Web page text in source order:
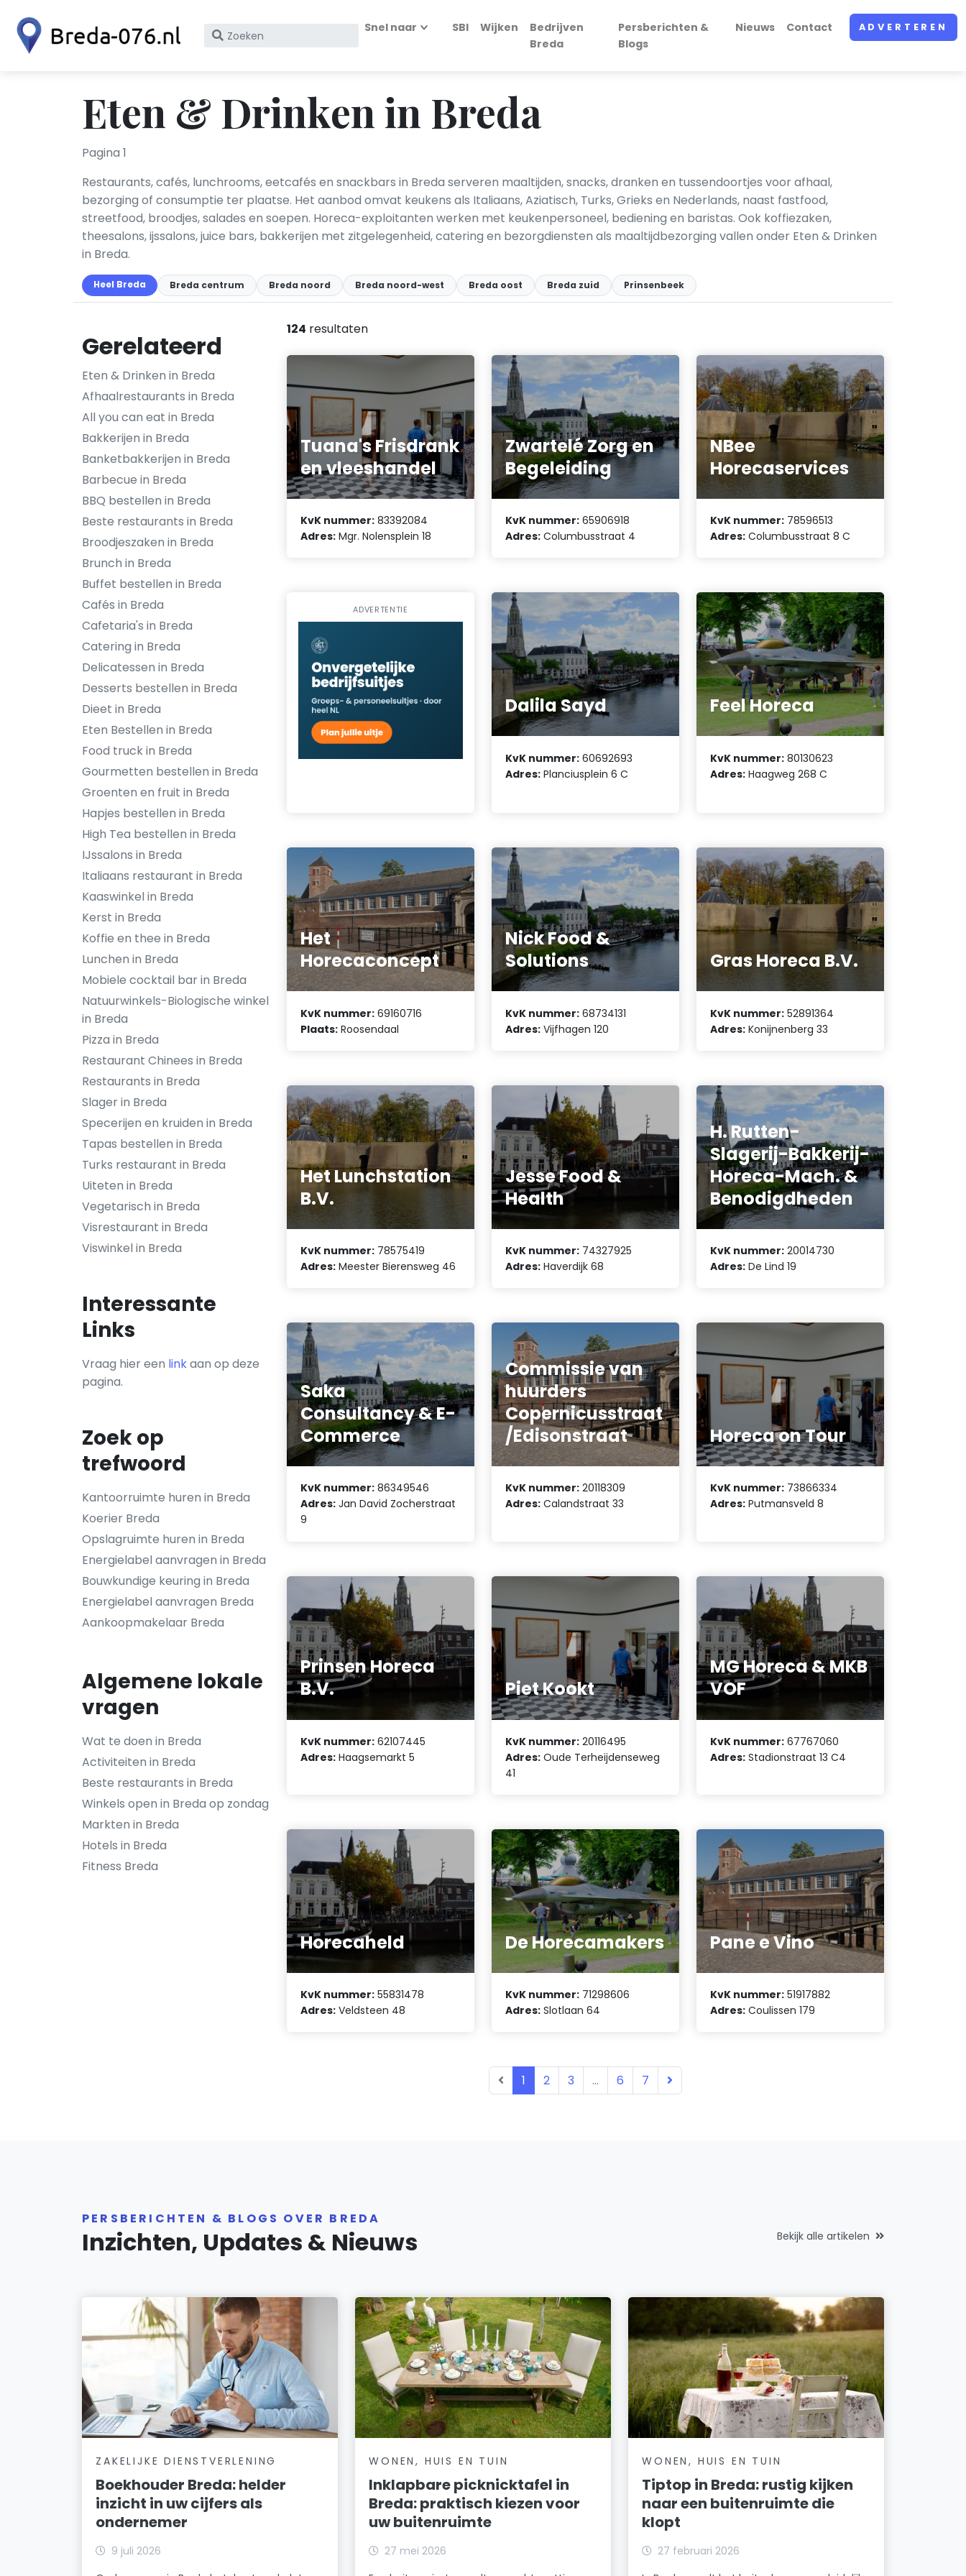
Zoek
KvK
nummer
Snel naar SBI Wijken
Bedrijven
Breda
Persberichten &
Blogs
Nieuws Contact ADVERTEREN
Eten & Drinken in Breda
Pagina 1
Restaurants, cafés, lunchrooms, eetcafés en snackbars in Breda serveren maaltijden, snacks, dranken en tussendoortjes voor afhaal,
bezorging of consumptie ter plaatse. Het aanbod omvat keukens als Italiaans, Aziatisch, Turks, Grieks en Nederlands, naast fastfood,
streetfood, broodjes, salades en soepen. Horeca-exploitanten werken met keukenpersoneel, bediening en baristas. Ook koffiezaken,
theesalons, ijssalons, juice bars, bakkerijen met zitgelegenheid, catering en bezorgdiensten als maaltijdbezorging vallen onder Eten & Drinken
in Breda.
Heel Breda Breda centrum Breda noord Breda noord-west Breda oost Breda zuid Prinsenbeek
Gerelateerd
Eten & Drinken in Breda
Afhaalrestaurants in Breda
All you can eat in Breda
Bakkerijen in Breda
Banketbakkerijen in Breda
Barbecue in Breda
BBQ bestellen in Breda
Beste restaurants in Breda
Broodjeszaken in Breda
Brunch in Breda
Buffet bestellen in Breda
Cafés in Breda
Cafetaria's in Breda
Catering in Breda
Delicatessen in Breda
Desserts bestellen in Breda
Dieet in Breda
Eten Bestellen in Breda
Food truck in Breda
Gourmetten bestellen in Breda
Groenten en fruit in Breda
Hapjes bestellen in Breda
High Tea bestellen in Breda
IJssalons in Breda
Italiaans restaurant in Breda
Kaaswinkel in Breda
Kerst in Breda
Koffie en thee in Breda
Lunchen in Breda
Mobiele cocktail bar in Breda
Natuurwinkels-Biologische winkel
in Breda
Pizza in Breda
Restaurant Chinees in Breda
Restaurants in Breda
Slager in Breda
Specerijen en kruiden in Breda
Tapas bestellen in Breda
Turks restaurant in Breda
Uiteten in Breda
Vegetarisch in Breda
Visrestaurant in Breda
Viswinkel in Breda
Interessante
Links
Vraag hier een linkaan op deze
pagina.
Zoek op
trefwoord
Kantoorruimte huren in Breda
Koerier Breda
Opslagruimte huren in Breda
Energielabel aanvragen in Breda
Bouwkundige keuring in Breda
Energielabel aanvragen Breda
Aankoopmakelaar Breda
Algemene lokale
vragen
Wat te doen in Breda
Activiteiten in Breda
Beste restaurants in Breda
Winkels open in Breda op zondag
Markten in Breda
Hotels in Breda
Fitness Breda
124 resultaten
Tuana's Frisdrank
en vleeshandel
KvK nummer: 83392084
Adres: Mgr. Nolensplein 18
Zwartelé Zorg en
Begeleiding
KvK nummer: 65906918
Adres: Columbusstraat 4
NBee
Horecaservices
KvK nummer: 78596513
Adres: Columbusstraat 8 C
ADVERTENTIE
Dalila Sayd
KvK nummer: 60692693
Adres: Planciusplein 6 C
Feel Horeca
KvK nummer: 80130623
Adres: Haagweg 268 C
Het
Horecaconcept
KvK nummer: 69160716
Plaats: Roosendaal
Nick Food &
Solutions
KvK nummer: 68734131
Adres: Vijfhagen 120
Gras Horeca B.V.
KvK nummer: 52891364
Adres: Konijnenberg 33
Het Lunchstation
B.V.
KvK nummer: 78575419
Adres: Meester Bierensweg 46
Jesse Food &
Health
KvK nummer: 74327925
Adres: Haverdijk 68
H. Rutten-
Slagerij-Bakkerij-
Horeca-Mach. &
Benodigdheden
KvK nummer: 20014730
Adres: De Lind 19
Saka
Consultancy & E-
Commerce
KvK nummer: 86349546
Adres: Jan David Zocherstraat
9
Commissie van
huurders
Copernicusstraat
/Edisonstraat
KvK nummer: 20118309
Adres: Calandstraat 33
Horeca on Tour
KvK nummer: 73866334
Adres: Putmansveld 8
Prinsen Horeca
B.V.
KvK nummer: 62107445
Adres: Haagsemarkt 5
Piet Kookt
KvK nummer: 20116495
Adres: Oude Terheijdenseweg
41
MG Horeca & MKB
VOF
KvK nummer: 67767060
Adres: Stadionstraat 13 C4
Horecaheld
KvK nummer: 55831478
Adres: Veldsteen 48
De Horecamakers
KvK nummer: 71298606
Adres: Slotlaan 64
Pane e Vino
KvK nummer: 51917882
Adres: Coulissen 179
1 2 3 ... 6 7
PERSBERICHTEN & BLOGS OVER BREDA
Inzichten, Updates & Nieuws Bekijk alle artikelen
ZAKELIJKE DIENSTVERLENING
Boekhouder Breda: helder
inzicht in uw cijfers als
ondernemer
9 juli 2026
WONEN, HUIS EN TUIN
Inklapbare picknicktafel in
Breda: praktisch kiezen voor
uw buitenruimte
27 mei 2026
WONEN, HUIS EN TUIN
Tiptop in Breda: rustig kijken
naar een buitenruimte die
klopt
27 februari 2026